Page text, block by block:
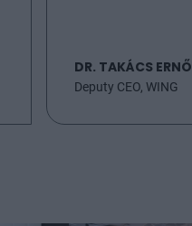
DR. TAKÁCS ERNŐ
Deputy CEO, WING